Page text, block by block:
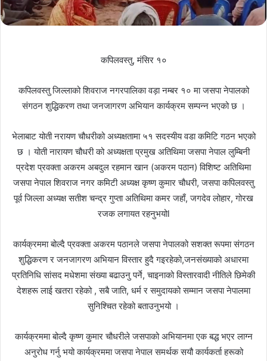
कपिलवस्तु, मंसिर १०
कपिलवस्तु जिल्लाको शिवराज नगरपालिका वड़ा नम्बर १० मा जसपा नेपालको
संगठन शुद्धिकरण तथा जनजागरण अभियान कार्यक्रम सम्पन्न भएको छ ।
भेलाबाट योती नरायण चौधरीको अध्यक्षतामा ५१ सदस्यीय वडा कमिटि गठन भएको
छ । योती नारायण चौधरी को अध्यक्षता प्रमुख अतिथिमा जसपा नेपाल लुम्बिनी
प्रदेश प्रवक्ता अकरम अबदुल रहमान खान (अकरम पठान) विशिष्ट अतिथिमा
जसपा नेपाल शिवराज नगर कमिटी अध्यक्ष कृष्ण कुमार चौधरी, जसपा कपिलवस्तु
पूर्व जिल्ला अध्यक्ष सतीश चन्द्र गुप्ता अतिथिमा कमर जहाँ, जगदेव लोहार, गोरख
रजक लगायत रहनुभयोl
कार्यक्रममा बोल्दै प्रवक्ता अकरम पठानले जसपा नेपालको सशक्त रूपमा संगठन
शुद्धिकरण र जनजागरण अभियान विस्तार हुदै गइरहेको,जनसंख्याको अधारमा
प्रतिनिधि सांसद मधेशमा संख्या बढाउनु पर्ने, चाइनाको विस्तारवादी नीतिले छिमेकी
देशहरू लाई खतरा रहेको , सबै जाति, धर्म र समुदायको सम्मान जसपा नेपालमा
सुनिश्चित रहेको बताउनुभयो ।
कार्यक्रममा बोल्दै कृष्ण कुमार चौधरीले जसपाको अभियानमा एक बद्ध भएर लाग्न
अनुरोध गर्नु भयो कार्यक्रममा जसपा नेपाल समर्थक सयौ कार्यकर्ता हरूको